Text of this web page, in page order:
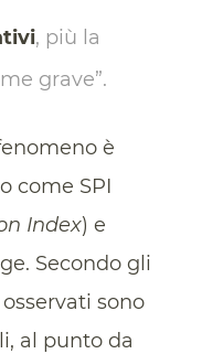
, più la
grave”.
è
come SPI
Index) e
Secondo gli
sono
al punto da